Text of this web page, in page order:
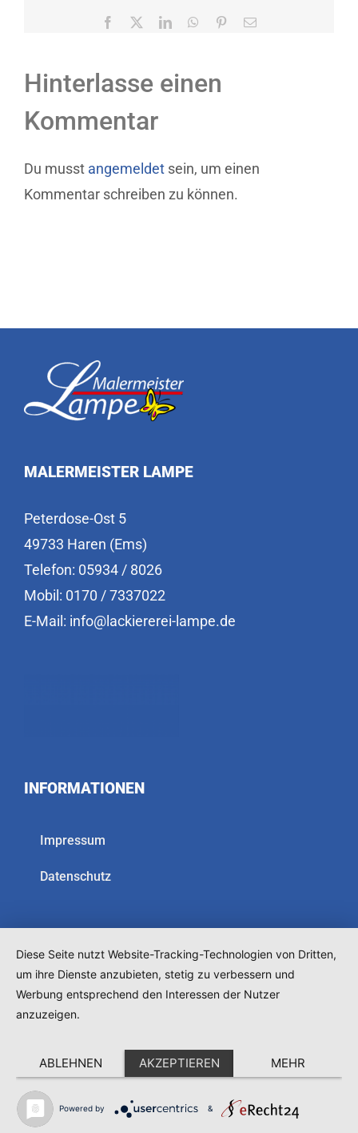
Facebook LinkedInWhatsApp
Pinterest
E-
Hinterlasse einen
Kommentar
Du musst angemeldet sein, um einen
Kommentar schreiben zu können.
MALERMEISTER LAMPE
Peterdose-Ost 5
49733 Haren (Ems)
Telefon: 05934 / 8026
Mobil: 0170 / 7337022
E-Mail: info@lackiererei-lampe.de
INFORMATIONEN
Impressum
Datenschutz
Diese Seite nutzt Website-Tracking-Technologien von Dritten,
um ihre Dienste anzubieten, stetig zu verbessern und
Werbung entsprechend den Interessen der Nutzer
anzuzeigen.
ABLEHNEN AKZEPTIEREN MEHR
Powered by &